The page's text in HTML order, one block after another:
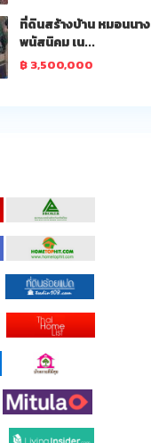
ที่ดินสร้างบ้าน หมอนนาง
พนัสนิคม เน...
฿ 3,500,000